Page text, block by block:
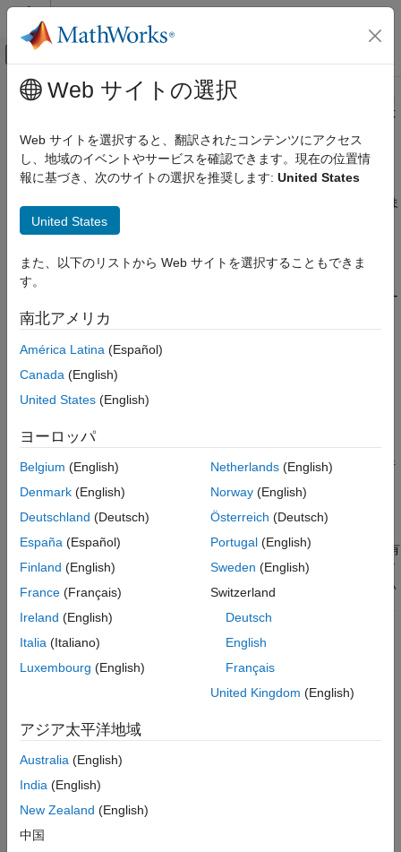
コンテンツへスキップ
オフキャンバス ナビゲーション メ
ドキュメンテーションのホーム
コード検証
Polyspace Bug Finder
サーバー用の Bug Finder のインストール
Polyspace Server および Access 製品のイ
ンストール
インストールする必要があるもの
製品のインストール
Polyspace と他の MathWorks 製品のインス
トール
ール
メインコンテンツ
Polyspace Server および Access 製
品のインストール
Polyspace ®は静的解析を使用して、C/C++ コードのバグ、ラン
タイム エラー、コーディング規約違反などの問題をチェックしま
す。以下の製品を使用すると、サーバー クラス マシンで
ューできます。
(バグとコーディング ルー
ル違反の検出)
Polyspace Code Prover™ Server
Polyspace Code Prover Server
ラウザー ベースのレビュー
これらの製品とビルド自動化ツールを使用して、Polyspace 解析
を継続的インテグレーション システムに統合できます。
インストールする必要があるもの
継続的インテグレーション プロセスでは、開発者はコードを共有
リポジトリに送信します。送信された各コードは、自動化ビルド
システムによって、定期的に、または事前定義トリガーに基づい
のプロセスの一環として Polyspace 解析を実行できます。
Web サイトの選択
Web サイトを選択すると、翻訳されたコンテンツにアクセス
し、地域のイベントやサービスを確認できます。現在の位置情
報に基づき、次のサイトの選択を推奨します: United States
United States
また、以下のリストから Web サイトを選択することもできま
す。
南北アメリカ
América Latina (Español)
Canada (English)
United States (English)
ヨーロッパ
Belgium (English)
Denmark (English)
Deutschland (Deutsch)
España (Español)
Finland (English)
France (Français)
Ireland (English)
Italia (Italiano)
Luxembourg (English)
Netherlands(English)
Norway(English)
Österreich (Deutsch)
Portugal(English)
Sweden (English)
Switzerland
Deutsch
English
Français
United Kingdom (English)
アジア太平洋地域
Australia (English)
India (English)
New Zealand (English)
中国